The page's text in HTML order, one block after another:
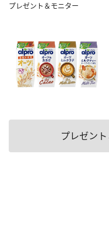
プレゼント＆モニター
プレゼン